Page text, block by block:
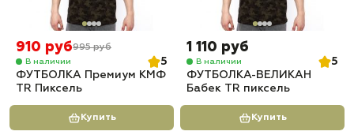
910 руб995 руб
В наличии
5
ФУТБОЛКА Премиум КМФ
TR Пиксель
Купить
1 110 руб
В наличии
5
ФУТБОЛКА-ВЕЛИКАН
Бабек TR пиксель
Купить